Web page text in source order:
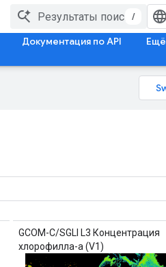
/
Документация по API Ещё
GCOM-C/SGLI L3 Концентрация
хлорофилла-а (V1)